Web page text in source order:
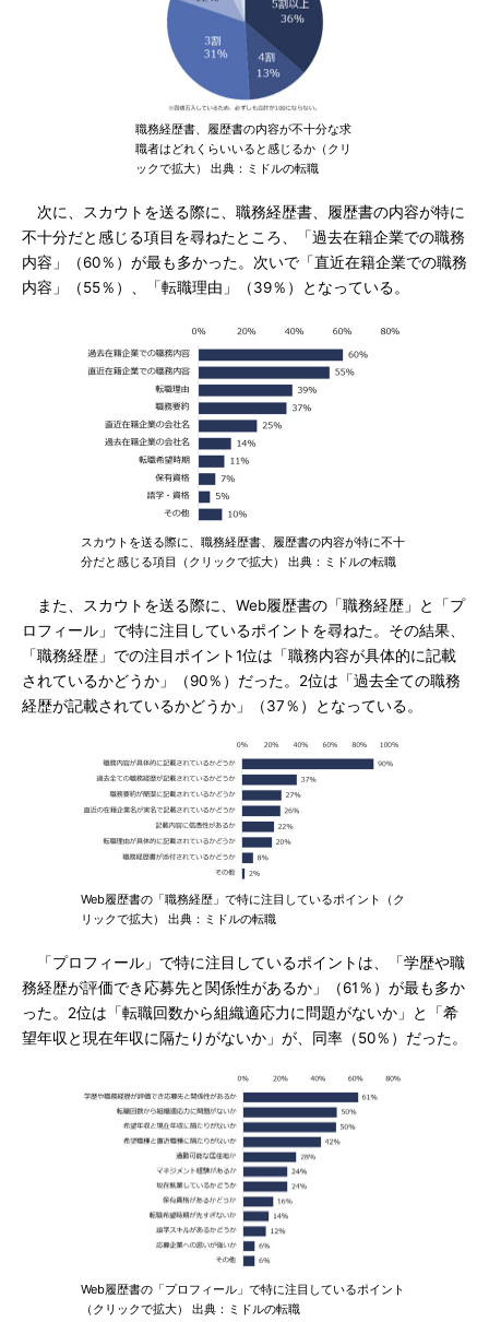
職務経歴書、履歴書の内容が不十分な求
職者はどれくらいいると感じるか（クリ
ックで拡大） 出典：ミドルの転職
次に、スカウトを送る際に、職務経歴書、履歴書の内容が特に
不十分だと感じる項目を尋ねたところ、「過去在籍企業での職務
内容」（60％）が最も多かった。次いで「直近在籍企業での職務
内容」（55％）、「転職理由」（39％）となっている。
スカウトを送る際に、職務経歴書、履歴書の内容が特に不十
分だと感じる項目（クリックで拡大） 出典：ミドルの転職
また、スカウトを送る際に、Web履歴書の「職務経歴」と「プ
ロフィール」で特に注目しているポイントを尋ねた。その結果、
「職務経歴」での注目ポイント1位は「職務内容が具体的に記載
されているかどうか」（90％）だった。2位は「過去全ての職務
経歴が記載されているかどうか」（37％）となっている。
Web履歴書の「職務経歴」で特に注目しているポイント（ク
リックで拡大） 出典：ミドルの転職
「プロフィール」で特に注目しているポイントは、「学歴や職
務経歴が評価でき応募先と関係性があるか」（61％）が最も多か
った。2位は「転職回数から組織適応力に問題がないか」と「希
望年収と現在年収に隔たりがないか」が、同率（50％）だった。
Web履歴書の「プロフィール」で特に注目しているポイント
（クリックで拡大） 出典：ミドルの転職